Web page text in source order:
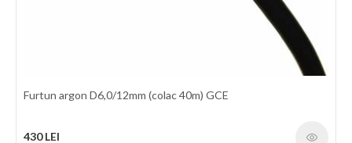
Furtun argon D6,0/12mm (colac 40m) GCE
430 LEI